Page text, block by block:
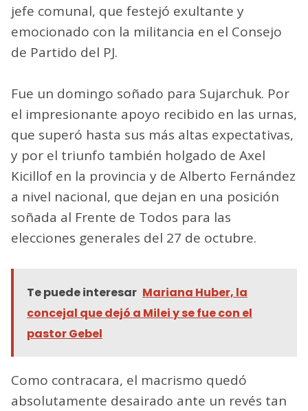
jefe comunal, que festejó exultante y
emocionado con la militancia en el Consejo
de Partido del PJ.
Fue un domingo soñado para Sujarchuk. Por
el impresionante apoyo recibido en las urnas,
que superó hasta sus más altas expectativas,
y por el triunfo también holgado de Axel
Kicillof en la provincia y de Alberto Fernández
a nivel nacional, que dejan en una posición
soñada al Frente de Todos para las
elecciones generales del 27 de octubre.
Te puede interesar Mariana Huber, la
concejal que dejó a Milei y se fue con el
pastor Gebel
Como contracara, el macrismo quedó
absolutamente desairado ante un revés tan